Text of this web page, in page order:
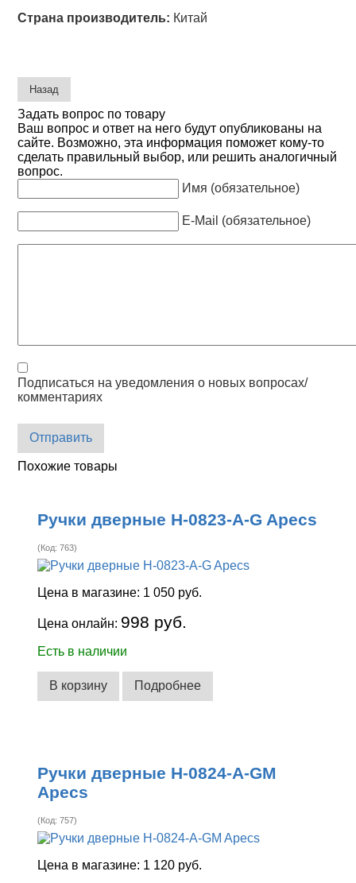
Страна производитель: Китай
Задать вопрос по товару
Ваш вопрос и ответ на него будут опубликованы на
сайте. Возможно, эта информация поможет кому-то
сделать правильный выбор, или решить аналогичный
вопрос.
Имя (обязательное)
E-Mail (обязательное)
Подписаться на уведомления о новых вопросах/
комментариях
Отправить
Похожие товары
Ручки дверные H-0823-A-G Apecs
(Код:763)
Цена в магазине: 1 050 руб.
Цена онлайн: 998 руб.
Есть в наличии
В корзину Подробнее
Ручки дверные H-0824-A-GM
Apecs
(Код:757)
Цена в магазине: 1 120 руб.